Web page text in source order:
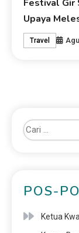
Festival Gir
Upaya
Travel
POS-
Ketua